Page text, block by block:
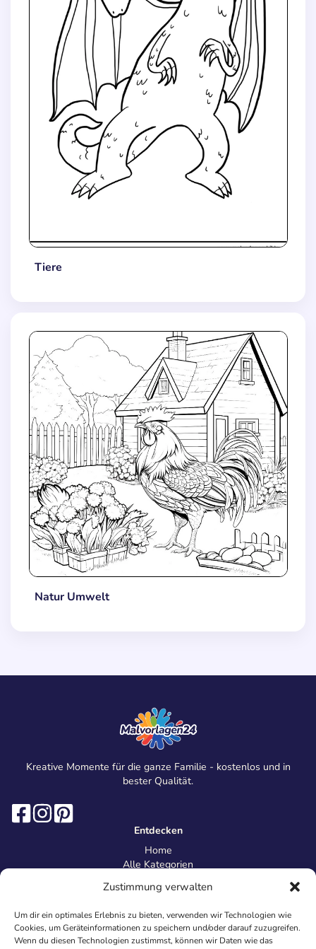
Zustimmung verwalten
Um dir ein optimales Erlebnis zu bieten, verwenden wir Technologien wie
Cookies, um Geräteinformationen zu speichern und/oder darauf zuzugreifen.
Wenn du diesen Technologien zustimmst, können wir Daten wie das
Tiere
Natur Umwelt
Kreative Momente für die ganze Familie - kostenlos und in
bester Qualität.
Entdecken
Home
Alle Kategorien
Information
Über uns
Kontakt
Inhaltsrichtlinien